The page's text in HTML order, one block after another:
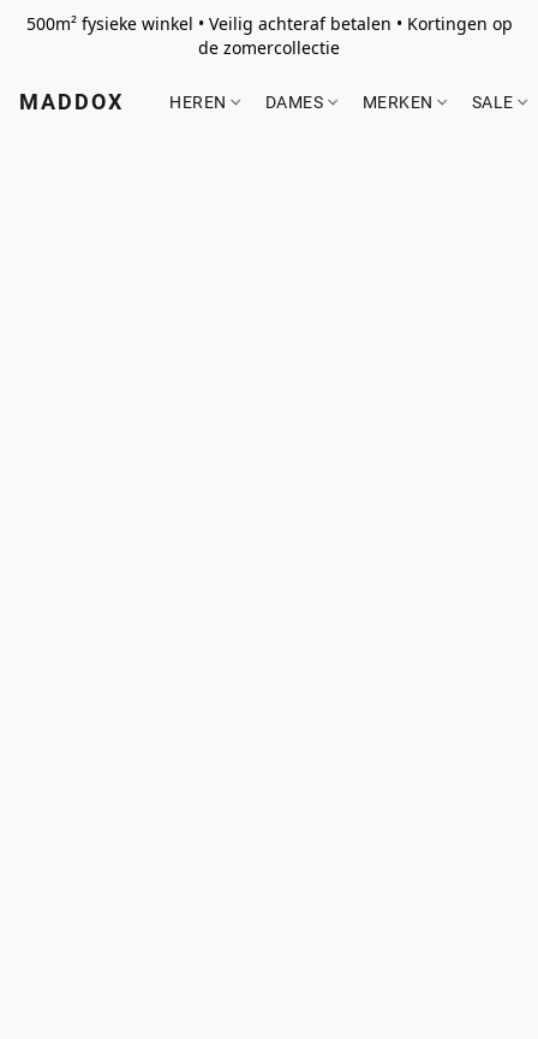
500m² fysieke winkel • Veilig achteraf betalen • Kortingen op
de zomercollectie
MADDOX HEREN DAMES MERKEN SALE